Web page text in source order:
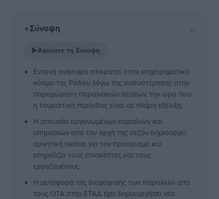
✦Σύνοψη ⌄
▶Ακούστε τη Σύνοψη
Εντονη ανησυχία επικρατεί στον επιχειρηματικό
κόσμο της Ρόδου λόγω της καθυστέρησης στην
παραχώρηση παραλιακών θέσεων, την ώρα που
η τουριστική περίοδος είναι σε πλήρη εξέλιξη.
Η απουσία οργανωμένων παραλιών και
υπηρεσιών από την αρχή της σεζόν δημιουργεί
αρνητική εικόνα για τον προορισμό και
επηρεάζει τους επισκέπτες και τους
εργαζομένους.
Η μεταφορά της διαχείρισης των παραλιών από
τους ΟΤΑ στην ΕΤΑΔ έχει δημιουργήσει νέα